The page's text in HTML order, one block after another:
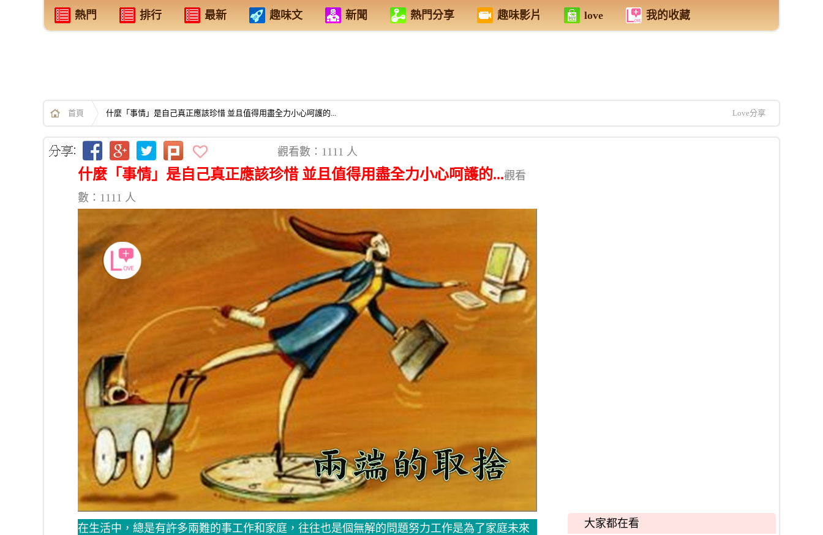
熱門 排行 最新 趣味文 新聞 熱門分享 趣味影片 love 我的收藏
首頁 什麼「事情」是自己真正應該珍惜 並且值得用盡全力小心呵護的... Love分享
觀看數：1111 人
什麼「事情」是自己真正應該珍惜 並且值得用盡全力小心呵護的...觀看
數：1111 人
在生活中，總是有許多兩難的事工作和家庭，往往也是個無解的問題努力工作是為了家庭未來
大家都在看